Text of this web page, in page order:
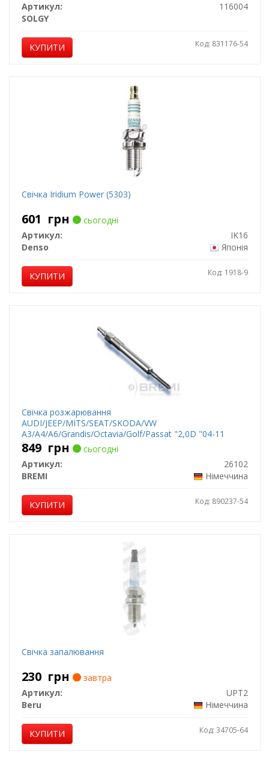
Артикул:
116004
SOLGY
КУПИТИ Код: 831176-54
Свічка Iridium Power (5303)
601 грн
сьогодні
Артикул:
IK16
Denso
Японія
КУПИТИ Код: 1918-9
Свічка розжарювання
AUDI/JEEP/MITS/SEAT/SKODA/VW
A3/A4/A6/Grandis/Octavia/Golf/Passat "2,0D "04-11
849 грн
сьогодні
Артикул:
26102
BREMI
Німеччина
КУПИТИ Код: 890237-54
Свічка запалювання
230 грн
завтра
Артикул:
UPT2
Beru
Німеччина
КУПИТИ Код: 34705-64